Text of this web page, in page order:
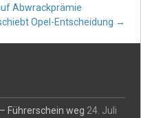
Abwrackprämie
Opel-Entscheidung →
Führerschein weg 24. Juli